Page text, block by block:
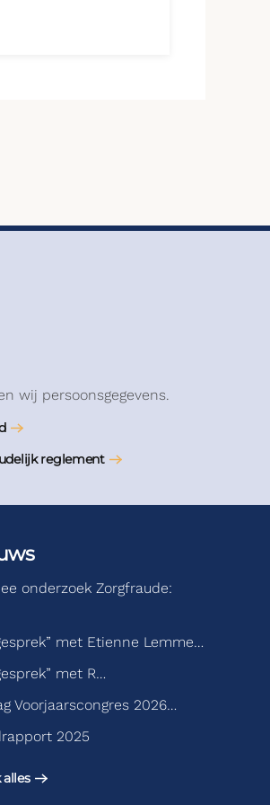
wij persoonsgegevens.
reglement
onderzoek Zorgfraude:
met Etienne Lemme…
met R…
Voorjaarscongres 2026…
2025
alles